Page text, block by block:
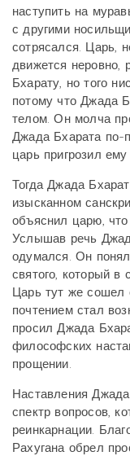
наступить на
с другими
сотрясался. Царь,
движется неровно,
Бхарату, но того
потому что Джада
телом. Он молча
Джада Бхарата по-
царь пригрозил
Тогда Джада
изысканном
объяснил царю, что
Услышав речь
одумался. Он
святого, который в
Царь тут же сошел
почтением стал
просил Джада
философских
прощении.
Наставления
спектр вопросов,
реинкарнации.
Рахугана обрел